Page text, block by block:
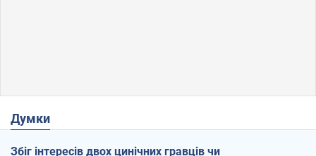
Думки
Збіг інтересів двох цинічних гравців чи